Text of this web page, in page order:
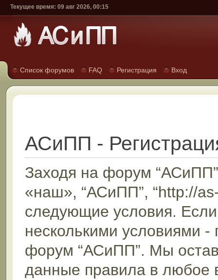
Текущее время: 09 авг 2026, 00:15
Список форумов FAQ Регистрация Вход
АСиПП -
Заходя на форум
«наш», “АСиПП”, “http://
следующие условия.
несколькими условиями -
форум “АСиПП”. Мы
данные правила в любое